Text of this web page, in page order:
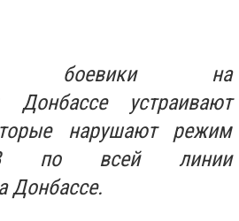
боевики на
Донбассе устраивают
нарушают режим
по всей линии
Донбассе.